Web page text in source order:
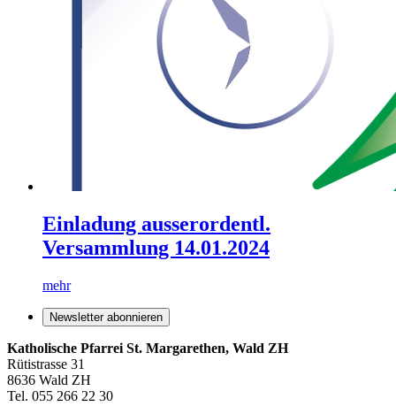
Einladung ausserordentl.
Versammlung 14.01.2024
mehr
Newsletter abonnieren
Katholische Pfarrei St. Margarethen, Wald ZH
Rütistrasse 31
8636 Wald ZH
Tel. 055 266 22 30